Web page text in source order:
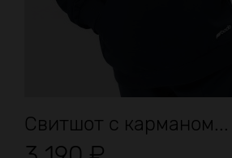
Свитшот с карманом...